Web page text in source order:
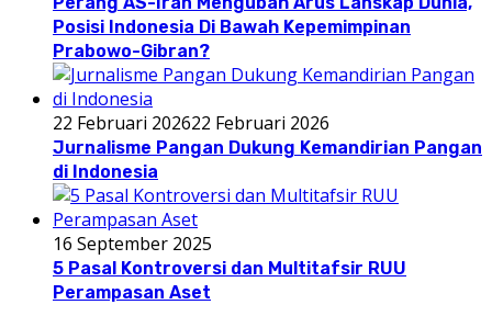
Posisi Indonesia Di Bawah Kepemimpinan
Prabowo-Gibran?
22 Februari 202622 Februari 2026
Jurnalisme Pangan Dukung Kemandirian Pangan
di Indonesia
16 September 2025
5 Pasal Kontroversi dan Multitafsir RUU
Perampasan Aset